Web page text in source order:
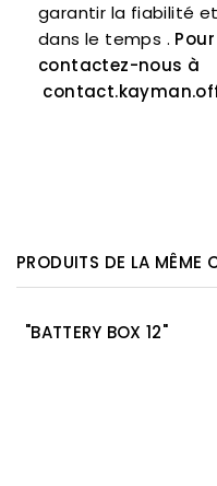
garantir la fiabilité
dans le temps .
contactez-nous à
PRODUITS DE LA MÊME
"BATTERY BOX 12"